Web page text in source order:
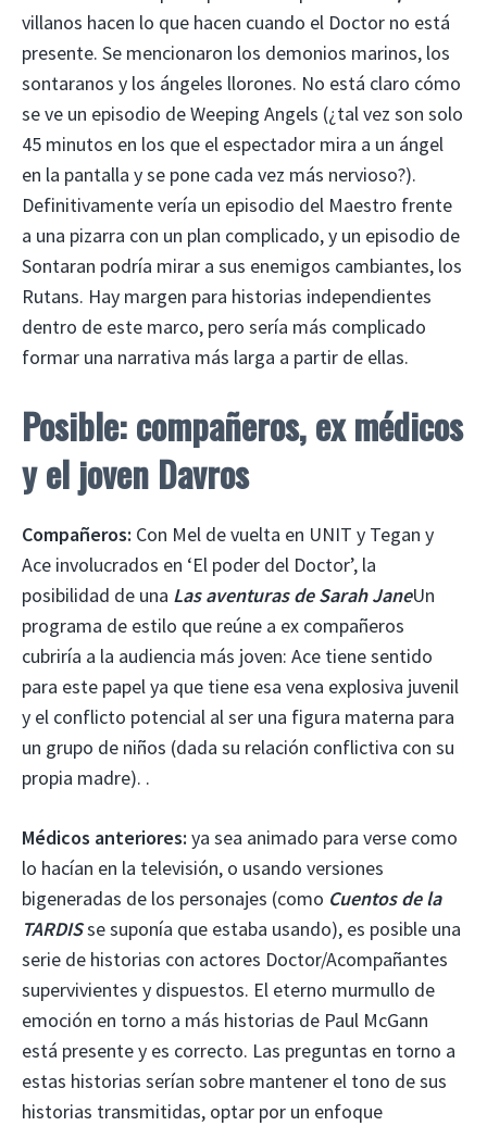
villanos hacen lo que hacen cuando el Doctor no está
presente. Se mencionaron los demonios marinos, los
sontaranos y los ángeles llorones. No está claro cómo
se ve un episodio de Weeping Angels (¿tal vez son solo
45 minutos en los que el espectador mira a un ángel
en la pantalla y se pone cada vez más nervioso?).
Definitivamente vería un episodio del Maestro frente
a una pizarra con un plan complicado, y un episodio de
Sontaran podría mirar a sus enemigos cambiantes, los
Rutans. Hay margen para historias independientes
dentro de este marco, pero sería más complicado
formar una narrativa más larga a partir de ellas.
Posible: compañeros, ex médicos
y el joven Davros
Compañeros: Con Mel de vuelta en UNIT y Tegan y
Ace involucrados en ‘El poder del Doctor’, la
posibilidad de una Las aventuras de Sarah JaneUn
programa de estilo que reúne a ex compañeros
cubriría a la audiencia más joven: Ace tiene sentido
para este papel ya que tiene esa vena explosiva juvenil
y el conflicto potencial al ser una figura materna para
un grupo de niños (dada su relación conflictiva con su
propia madre). .
Médicos anteriores: ya sea animado para verse como
lo hacían en la televisión, o usando versiones
bigeneradas de los personajes (como Cuentos de la
TARDISse suponía que estaba usando), es posible una
serie de historias con actores Doctor/Acompañantes
supervivientes y dispuestos. El eterno murmullo de
emoción en torno a más historias de Paul McGann
está presente y es correcto. Las preguntas en torno a
estas historias serían sobre mantener el tono de sus
historias transmitidas, optar por un enfoque